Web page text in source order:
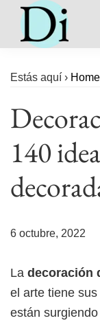
Colores
Comedor
Dormitorio
Estás aquí › Home
140
6 octubre, 2022
La decoración
el arte tiene
están